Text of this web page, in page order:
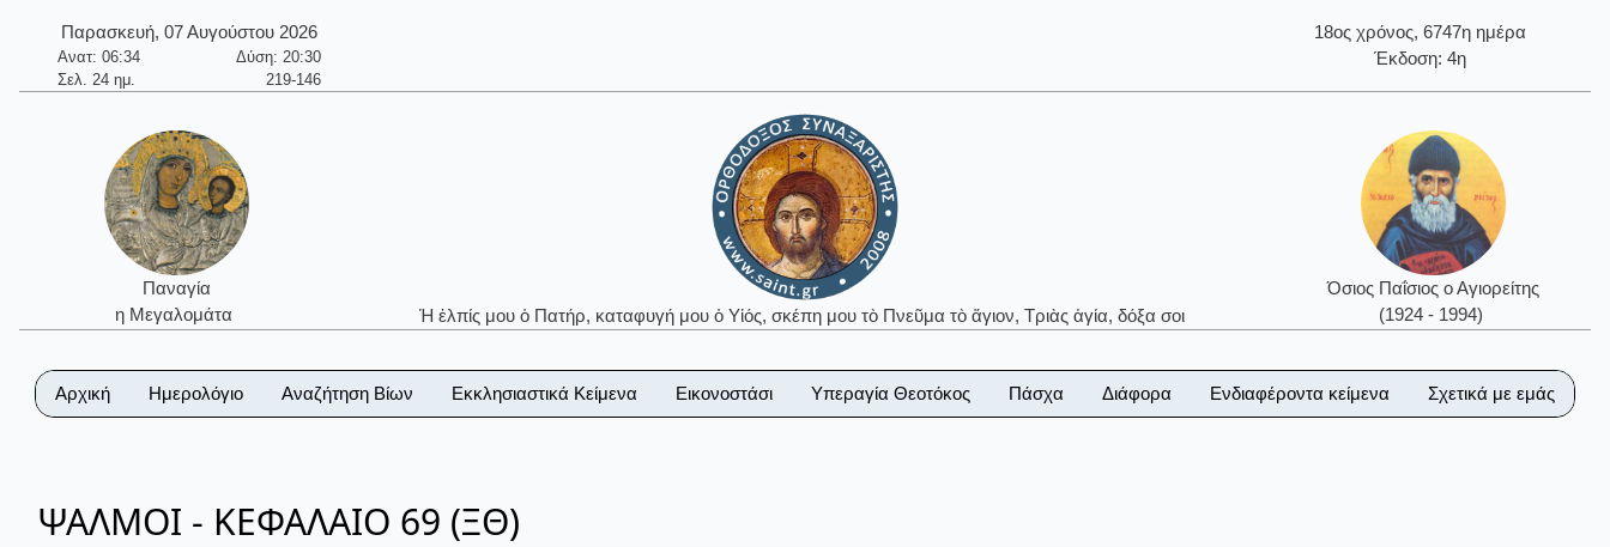
Παρασκευή, 07 Αυγούστου 2026
Ανατ: 06:34
Δύση: 20:30
Σελ. 24 ημ.
219-146
18ος χρόνος, 6747η ημέρα
Έκδοση: 4η
Παναγία
η Μεγαλομάτα
Ἡ ἐλπίς μου ὁ Πατήρ, καταφυγή μου ὁ Υἱός, σκέπη μου τὸ Πνεῦμα τὸ ἅγιον, Τριὰς ἁγία, δόξα σοι
Όσιος Παΐσιος ο Αγιορείτης
(1924 - 1994)
Αρχική Ημερολόγιο Αναζήτηση Βίων Εκκλησιαστικά Κείμενα Εικονοστάσι Υπεραγία Θεοτόκος Πάσχα Διάφορα Ενδιαφέροντα κείμενα Σχετικά με εμάς
ΨΑΛΜΟΙ - ΚΕΦΑΛΑΙΟ 69 (ΞΘ)